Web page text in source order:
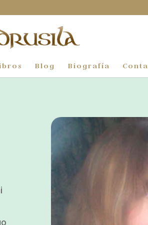
Blog Biografía